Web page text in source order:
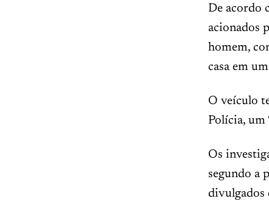
De acordo
acionados
homem,
casa em
O veículo
Polícia, um
Os
segundo a
divulgados